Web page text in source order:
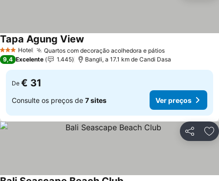
3 EstrelasHotel Quartos com decoração acolhedora e pátios
Tapa Agung View
9,4 Excelente 1.445 Bangli, a 17.1 km de Candi Dasa
De € 31
Consulte os preços de 7 sites Ver preços
Partilhar